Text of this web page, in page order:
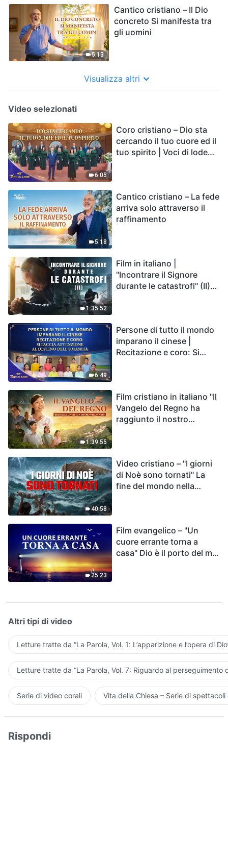
5:13
Cantico cristiano – Il Dio
concreto Si manifesta tra
gli uomini
Visualizza altri
Video selezionati
6:05
Coro cristiano – Dio sta
cercando il tuo cuore ed il
tuo spirito | Voci di lode
5:18
Cantico cristiano – La fede
arriva solo attraverso il
raffinamento
1:35:52
Film in italiano |
"Incontrare il Signore
durante le catastrofi" (II)
Regno di Dio?
6:49
Persone di tutto il mondo
imparano il cinese |
Recitazione e coro: Si
1:39:55
Film cristiano in italiano "Il
Vangelo del Regno ha
raggiunto il nostro
40:58
Video cristiano – "I giorni
di Noè sono tornati" La
fine del mondo nella
25:23
Film evangelico – "Un
cuore errante torna a
casa" Dio è il porto del mio
Altri tipi di video
Letture tratte da “La Parola, Vol. 1: L’apparizione e l’opera di
Letture tratte da “La Parola, Vol. 7: Riguardo al perseguimento
Serie di video corali Vita della Chiesa – Serie di
Rispondi